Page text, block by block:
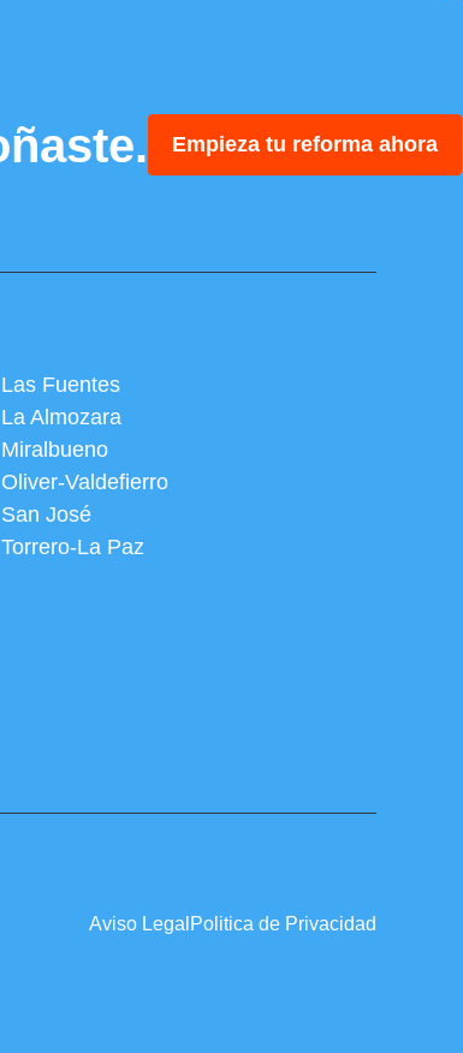
Empieza tu reforma ahora
Las Fuentes
La Almozara
Miralbueno
Oliver-Valdefierro
San José
Torrero-La Paz
Aviso Legal Politica de Privacidad